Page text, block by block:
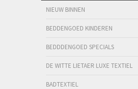
NIEUW BINNEN
BEDDENGOED KINDEREN
BEDDDENGOED SPECIALS
DE WITTE LIETAER LUXE TEXTIEL
BADTEXTIEL